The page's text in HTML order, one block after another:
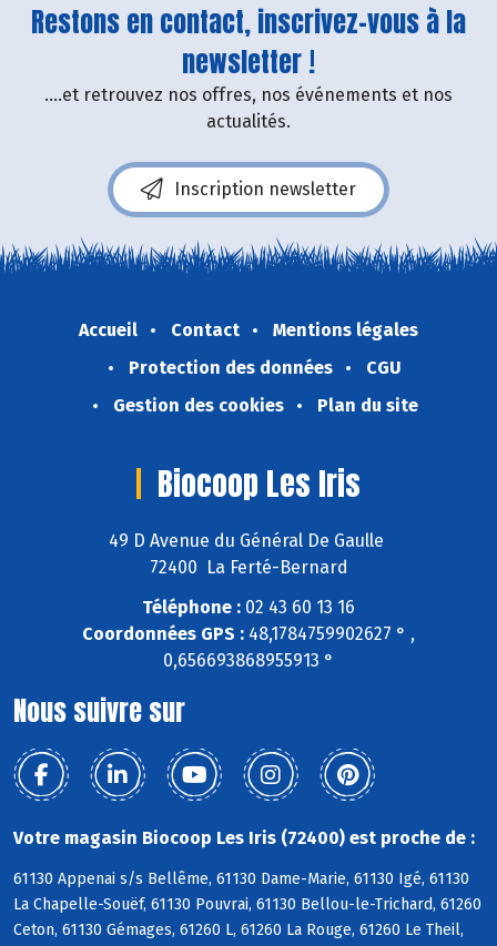
Restons en contact, inscrivez-vous à la
newsletter !
....et retrouvez nos offres, nos événements et nos
actualités.
Inscription newsletter
Accueil Contact
Mentions légales
Protection des données
CGU
Gestion des cookies
Plan du site
Biocoop Les Iris
49 D Avenue du Général De Gaulle
72400 La Ferté-Bernard
Téléphone : 02 43 60 13 16
Coordonnées GPS : 48,1784759902627 ° ,
0,656693868955913 °
Nous suivre sur
Votre magasin Biocoop Les Iris (72400) est proche de :
61130 Appenai s/s Bellême, 61130 Dame-Marie, 61130 Igé, 61130
La Chapelle-Souëf, 61130 Pouvrai, 61130 Bellou-le-Trichard, 61260
Ceton, 61130 Gémages, 61260 L, 61260 La Rouge, 61260 Le Theil,